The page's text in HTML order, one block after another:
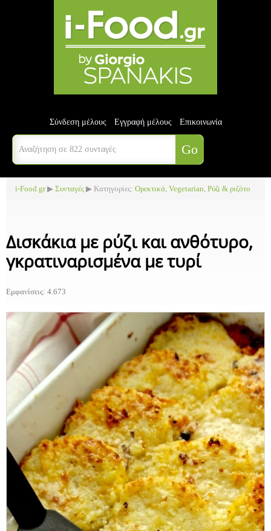
Σύνδεση μέλους Εγγραφή μέλους Επικοινωνία
i-Food.gr▶ Συνταγές ▶ Κατηγορίες: Ορεκτικά, Vegetarian, Ρύζι & ριζότο
Δισκάκια με ρύζι και ανθότυρο,
γκρατιναρισμένα με τυρί
Εμφανίσεις: 4.673